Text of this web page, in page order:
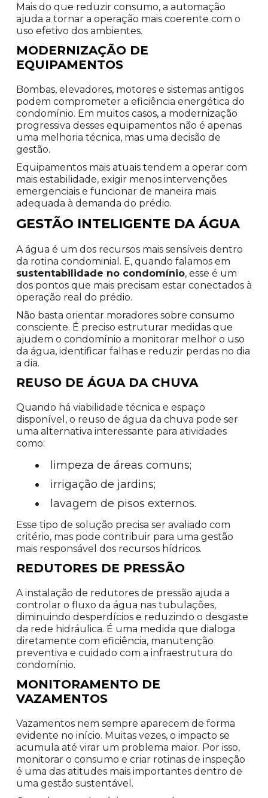
Mais do que reduzir consumo, a automação
ajuda a tornar a operação mais coerente com o
uso efetivo dos ambientes.
MODERNIZAÇÃO DE
EQUIPAMENTOS
Bombas, elevadores, motores e sistemas antigos
podem comprometer a eficiência energética do
condomínio. Em muitos casos, a modernização
progressiva desses equipamentos não é apenas
uma melhoria técnica, mas uma decisão de
gestão.
Equipamentos mais atuais tendem a operar com
mais estabilidade, exigir menos intervenções
emergenciais e funcionar de maneira mais
adequada à demanda do prédio.
GESTÃO INTELIGENTE DA ÁGUA
A água é um dos recursos mais sensíveis dentro
da rotina condominial. E, quando falamos em
sustentabilidade no condomínio, esse é um
dos pontos que mais precisam estar conectados à
operação real do prédio.
Não basta orientar moradores sobre consumo
consciente. É preciso estruturar medidas que
ajudem o condomínio a monitorar melhor o uso
da água, identificar falhas e reduzir perdas no dia
a dia.
REUSO DE ÁGUA DA CHUVA
Quando há viabilidade técnica e espaço
disponível, o reuso de água da chuva pode ser
uma alternativa interessante para atividades
como:
limpeza de áreas comuns;
irrigação de jardins;
lavagem de pisos externos.
Esse tipo de solução precisa ser avaliado com
critério, mas pode contribuir para uma gestão
mais responsável dos recursos hídricos.
REDUTORES DE PRESSÃO
A instalação de redutores de pressão ajuda a
controlar o fluxo da água nas tubulações,
diminuindo desperdícios e reduzindo o desgaste
da rede hidráulica. É uma medida que dialoga
diretamente com eficiência, manutenção
preventiva e cuidado com a infraestrutura do
condomínio.
MONITORAMENTO DE
VAZAMENTOS
Vazamentos nem sempre aparecem de forma
evidente no início. Muitas vezes, o impacto se
acumula até virar um problema maior. Por isso,
monitorar o consumo e criar rotinas de inspeção
é uma das atitudes mais importantes dentro de
uma gestão sustentável.